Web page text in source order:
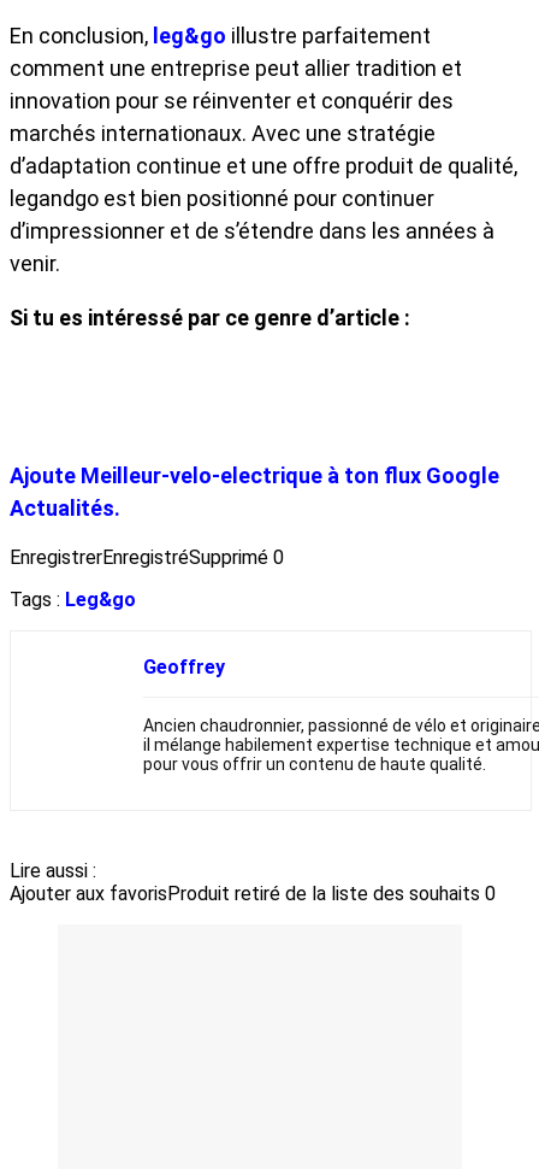
En conclusion, leg&go illustre parfaitement
comment une entreprise peut allier tradition et
innovation pour se réinventer et conquérir des
marchés internationaux. Avec une stratégie
d’adaptation continue et une offre produit de qualité,
legandgo est bien positionné pour continuer
d’impressionner et de s’étendre dans les années à
venir.
Si tu es intéressé par ce genre d’article :
Ajoute Meilleur-velo-electrique à ton flux Google
Actualités.
EnregistrerEnregistréSupprimé 0
Tags : Leg&go
Geoffrey
Ancien chaudronnier, passionné de vélo et
il mélange habilement expertise technique et
pour vous offrir un contenu de haute qualité.
Lire aussi :
Ajouter aux favorisProduit retiré de la liste des souhaits 0